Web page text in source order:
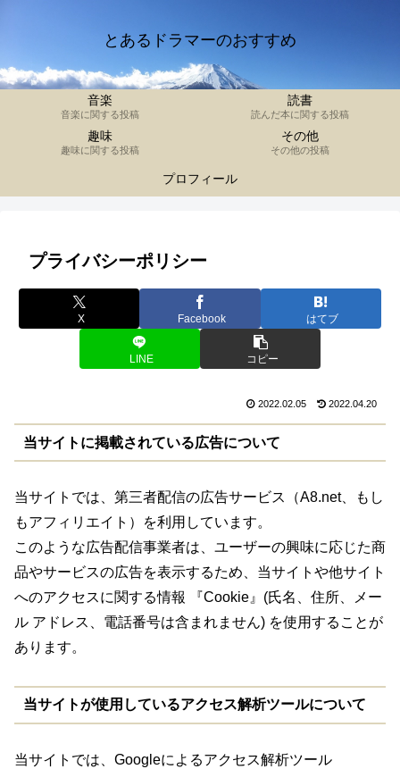
とあるドラマーのおすすめ
音楽
音楽に関する投稿
読書
読んだ本に関する投稿
趣味
趣味に関する投稿
その他
その他の投稿
プロフィール
プライバシーポリシー
X Facebook はてブ
LINE コピー
2022.02.05 2022.04.20
当サイトに掲載されている広告について
当サイトでは、第三者配信の広告サービス（A8.net、もし
もアフィリエイト）を利用しています。
このような広告配信事業者は、ユーザーの興味に応じた商
品やサービスの広告を表示するため、当サイトや他サイト
へのアクセスに関する情報 『Cookie』(氏名、住所、メー
ル アドレス、電話番号は含まれません) を使用することが
あります。
当サイトが使用しているアクセス解析ツールについて
当サイトでは、Googleによるアクセス解析ツール